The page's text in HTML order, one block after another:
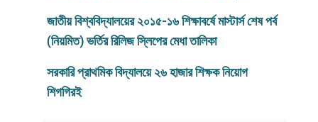
জাতীয় বিশ্ববিদ্যালয়ের ২০১৫-১৬ শিক্ষাবর্ষে মাস্টার্স শেষ পর্ব
(নিয়মিত) ভর্তির রিলিজ স্লিপের মেধা তালিকা
সরকারি প্রাথমিক বিদ্যালয়ে ২৬ হাজার শিক্ষক নিয়োগ
শিগগিরই